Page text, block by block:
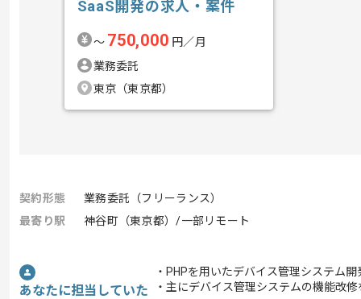
SaaS開発の求人・案件
〜 750,000 円／月
業務委託
東京（東京都）
契約形態
業務委託（フリーランス）
最寄り駅
神谷町（東京都）/一部リモート
あなたに担当していた
・PHPを用いたデバイス管理システム
・主にデバイス管理システムの機能改